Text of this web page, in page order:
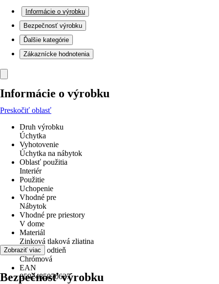
Informácie o výrobku
Bezpečnosť výrobku
Ďalšie kategórie
Zákaznícke hodnotenia
Informácie o výrobku
Preskočiť oblasť
Druh výrobku
Úchytka
Vyhotovenie
Úchytka na nábytok
Oblasť použitia
Interiér
Použitie
Uchopenie
Vhodné pre
Nábytok
Vhodné pre priestory
V dome
Materiál
Zinková tlaková zliatina
Farebný odtieň
Chrómová
EAN
8592485070637
Zobraziť viac
Bezpečnosť výrobku